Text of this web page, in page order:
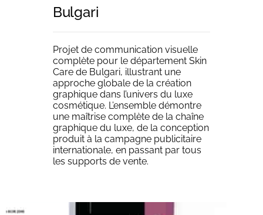
Bulgari
Projet de communication visuelle
complète pour le département Skin
Care de Bulgari, illustrant une
approche globale de la création
graphique dans l’univers du luxe
cosmétique. L’ensemble démontre
une maîtrise complète de la chaîne
graphique du luxe, de la conception
produit à la campagne publicitaire
internationale, en passant par tous
les supports de vente.